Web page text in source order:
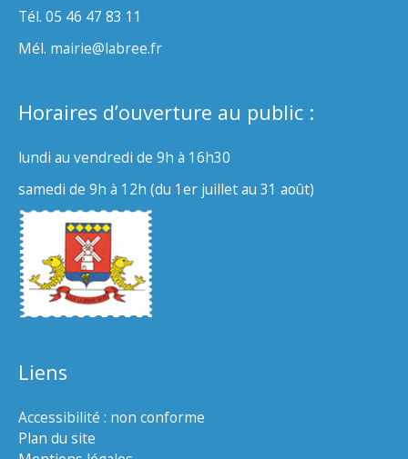
Tél. 05 46 47 83 11
Mél. mairie@labree.fr
Horaires d’ouverture au public :
lundi au vendredi de 9h à 16h30
samedi de 9h à 12h (du 1er juillet au 31 août)
Liens
Accessibilité : non conforme
Plan du site